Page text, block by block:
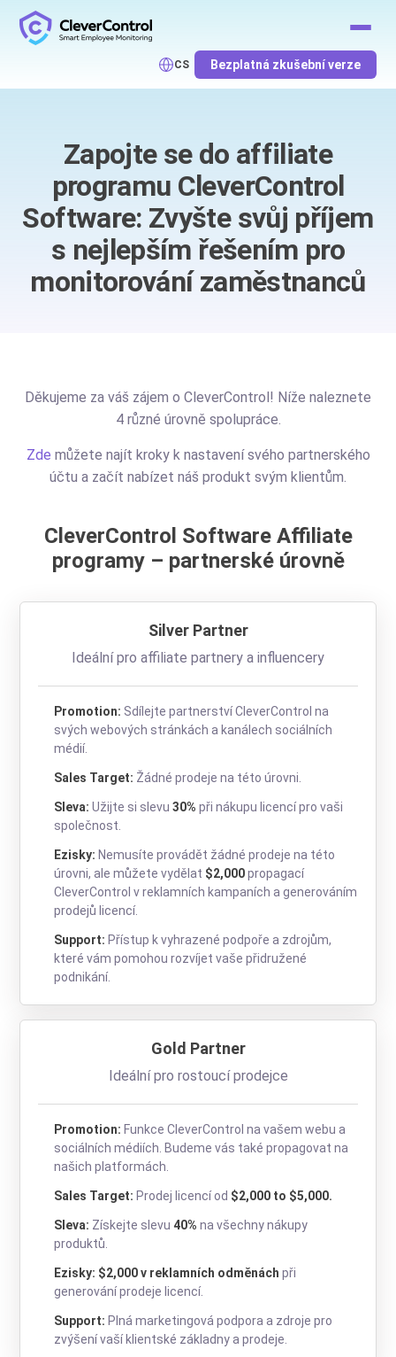
CS Bezplatná zkušební verze
Zapojte se do affiliate
programu CleverControl
Software: Zvyšte svůj příjem
s nejlepším řešením pro
monitorování zaměstnanců
Děkujeme za váš zájem o CleverControl! Níže naleznete
4 různé úrovně spolupráce.
Zde můžete najít kroky k nastavení svého partnerského
účtu a začít nabízet náš produkt svým klientům.
CleverControl Software Affiliate
programy – partnerské úrovně
Silver Partner
Ideální pro affiliate partnery a influencery
Promotion: Sdílejte partnerství CleverControl na
svých webových stránkách a kanálech sociálních
médií.
Sales Target: Žádné prodeje na této úrovni.
Sleva: Užijte si slevu30% při nákupu licencí pro vaši
společnost.
Ezisky: Nemusíte provádět žádné prodeje na této
úrovni, ale můžete vydělat $2,000propagací
CleverControl v reklamních kampaních a generováním
prodejů licencí.
Support: Přístup k vyhrazené podpoře a zdrojům,
které vám pomohou rozvíjet vaše přidružené
podnikání.
Gold Partner
Ideální pro rostoucí prodejce
Promotion: Funkce CleverControl na vašem webu a
sociálních médiích. Budeme vás také propagovat na
našich platformách.
Sales Target: Prodej licencí od $2,000 to $5,000.
Sleva: Získejte slevu 40% na všechny nákupy
produktů.
Ezisky: $2,000 v reklamních odměnách při
generování prodeje licencí.
Support: Plná marketingová podpora a zdroje pro
zvýšení vaší klientské základny a prodeje.